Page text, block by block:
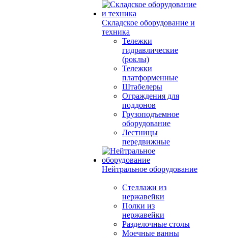
Складское оборудование и
техника
Тележки
гидравлические
(роклы)
Тележки
платформенные
Штабелеры
Ограждения для
поддонов
Грузоподъемное
оборудование
Лестницы
передвижные
Нейтральное оборудование
Стеллажи из
нержавейки
Полки из
нержавейки
Разделочные столы
Моечные ванны